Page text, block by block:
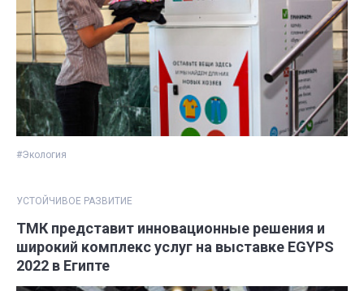
#Экология
УСТОЙЧИВОЕ РАЗВИТИЕ
ТМК представит инновационные решения и
широкий комплекс услуг на выставке EGYPS
2022 в Египте